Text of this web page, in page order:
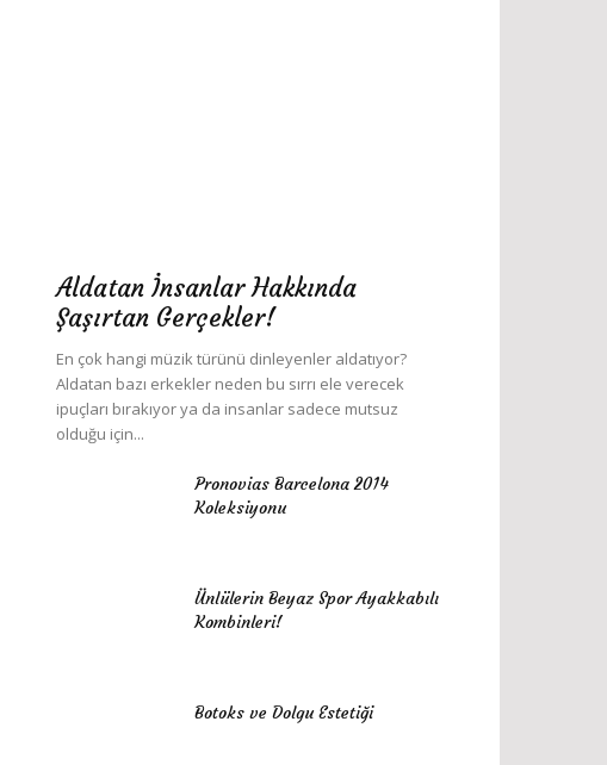
Aldatan İnsanlar Hakkında
Şaşırtan Gerçekler!
En çok hangi müzik türünü dinleyenler aldatıyor?
Aldatan bazı erkekler neden bu sırrı ele verecek
ipuçları bırakıyor ya da insanlar sadece mutsuz
olduğu için...
Pronovias Barcelona 2014
Koleksiyonu
Ünlülerin Beyaz Spor Ayakkabılı
Kombinleri!
Botoks ve Dolgu Estetiği